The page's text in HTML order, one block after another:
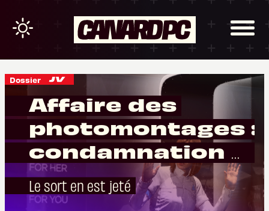
Dossier
Affaire des
photomontages :
condamnation de
Quantic Dream en
cassation
Le sort en est jeté